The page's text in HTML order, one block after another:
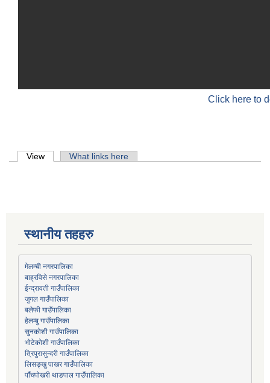
Click here to
Primary tabs
View (active tab)What links here
स्थानीय तहहरु
मेलम्ची नगरपालिका
बाह्रविसे नगरपालिका
ईन्द्रावती गाउँपालिका
जुगल गाउँपालिका
बलेफी गाउँपालिका
हेलम्बु गाउँपालिका
सुनकोशी गाउँपालिका
भोटेकोशी गाउँपालिका
त्रिपुरासुन्दरी गाउँपालिका
लिसङ्खु पाखर गाउँपालिका
पाँचपोखरी थाङपाल गाउँपालिका